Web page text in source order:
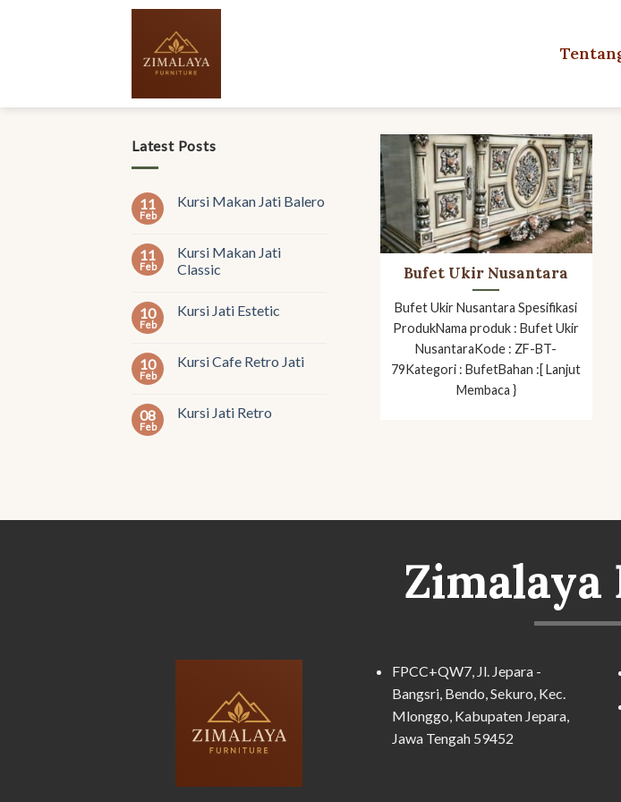
Latest Posts
11
Feb
Kursi Makan Jati Balero
11
Feb
Kursi Makan Jati
Classic
10
Feb
Kursi Jati Estetic
10
Feb
Kursi Cafe Retro Jati
08
Feb
Kursi Jati Retro
Bufet Ukir Nusantara
Bufet Ukir Nusantara Spesifikasi
ProdukNama produk : Bufet Ukir
NusantaraKode : ZF-BT-
79Kategori : BufetBahan :[ Lanjut
Membaca }
FPCC+QW7, Jl. Jepara -
Bangsri, Bendo, Sekuro, Kec.
Mlonggo, Kabupaten Jepara,
Jawa Tengah 59452